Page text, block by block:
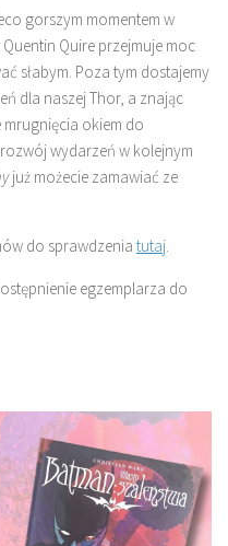
gorszym momentem w
Quire przejmuje moc
słabym. Poza tym dostajemy
dla naszej Thor, a znając
mrugnięcia okiem do
wydarzeń w kolejnym
już możecie zamawiać ze
do sprawdzenia tutaj.
egzemplarza do